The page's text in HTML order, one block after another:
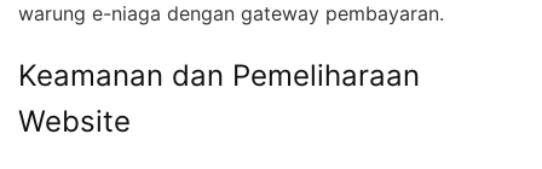
warung e-niaga dengan gateway pembayaran.
Keamanan dan Pemeliharaan
Website